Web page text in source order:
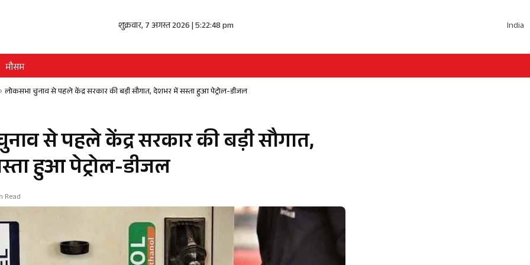
शुक्रवार, 7 अगस्त 2026 | 5:22:49 pm India
मौसम
लोकसभा चुनाव से पहले केंद्र सरकार की बड़ी सौगात, देशभर में सस्ता हुआ पेट्रोल-डीजल
से पहले केंद्र सरकार की बड़ी सौगात,
हुआ पेट्रोल-डीजल
Read